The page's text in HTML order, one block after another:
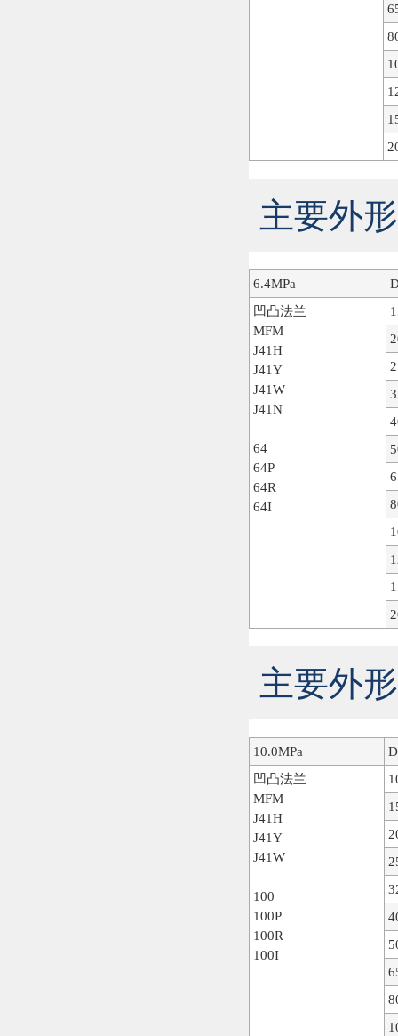
主要外
6.4MPa
凹凸法兰
MFM
J41H
J41Y
J41W
J41N
64
64P
64R
64I
主要外
10.0MPa
凹凸法兰
MFM
J41H
J41Y
J41W
100
100P
100R
100I